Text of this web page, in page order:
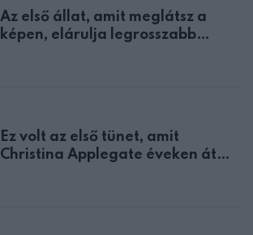
Az első állat, amit meglátsz a
képen, elárulja legrosszabb
Ez volt az első tünet, amit
Christina Applegate éveken át